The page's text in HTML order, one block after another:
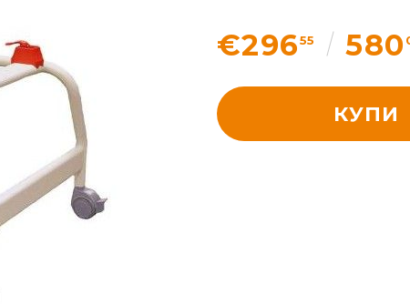
€29655 580
КУПИ